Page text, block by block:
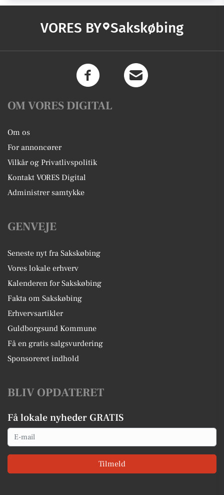
VORES BY Sakskøbing
OM VORES DIGITAL
Om os
For annoncører
Vilkår og Privatlivspolitik
Kontakt VORES Digital
Administrer samtykke
GENVEJE
Seneste nyt fra Sakskøbing
Vores lokale erhverv
Kalenderen for Sakskøbing
Fakta om Sakskøbing
Erhvervsartikler
Guldborgsund Kommune
Få en gratis salgsvurdering
Sponsoreret indhold
BLIV OPDATERET
Få lokale nyheder GRATIS
Email
Tilmeld